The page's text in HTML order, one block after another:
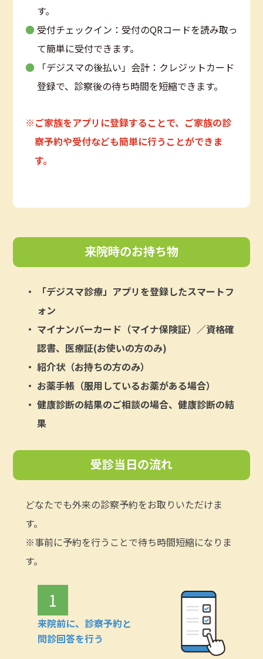
す。
受付チェックイン：受付のQRコードを読み取っ
て簡単に受付できます。
「デジスマの後払い」会計：クレジットカード
登録で、診察後の待ち時間を短縮できます。
※ご家族をアプリに登録することで、ご家族の診
察予約や受付なども簡単に行うことができま
す。
来院時のお持ち物
「デジスマ診療」アプリを登録したスマートフ
ォン
マイナンバーカード（マイナ保険証）／資格確
認書、医療証(お使いの方のみ)
紹介状（お持ちの方のみ）
お薬手帳（服用しているお薬がある場合）
健康診断の結果のご相談の場合、健康診断の結
果
受診当日の流れ
どなたでも外来の診察予約をお取りいただけま
す。
※事前に予約を行うことで待ち時間短縮になりま
す。
1
来院前に、診察予約と
問診回答を行う